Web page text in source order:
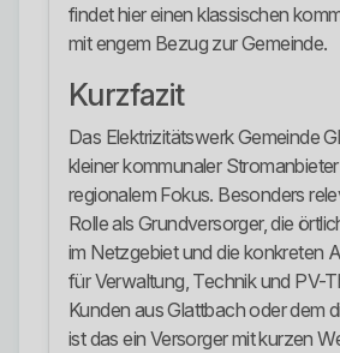
findet hier einen klassischen
mit engem Bezug zur Gemeinde.
Kurzfazit
Das Elektrizitätswerk Gemeinde
kleiner kommunaler
regionalem Fokus. Besonders
Rolle als Grundversorger, die
im Netzgebiet und die konkreten
für Verwaltung, Technik und PV-
Kunden aus Glattbach oder dem
ist das ein Versorger mit kurzen